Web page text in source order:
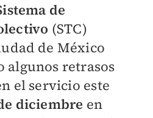
de
(STC)
de México
algunos retrasos
el servicio este
diciembre en